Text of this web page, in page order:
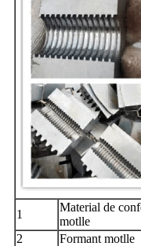
1
Material de
motlle
2
Formant motlle